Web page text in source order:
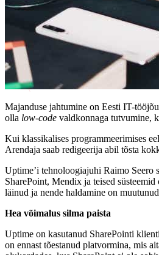
Majanduse jahtumine on Eesti IT-
olla low-code valdkonnaga tutvumine,
Kui klassikalises programmeerimises
Arendaja saab redigeerija abil tõsta
Uptime’i tehnoloogiajuhi Raimo Seero
SharePoint, Mendix ja teised
läinud ja nende haldamine on
Hea võimalus silma paista
Uptime on kasutanud SharePointi
on ennast tõestanud platvormina, mis